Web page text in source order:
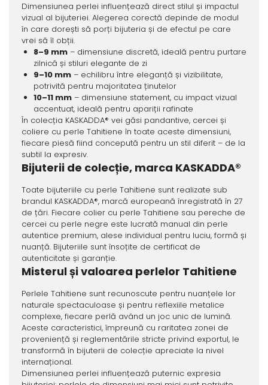
Dimensiunea perlei influențează direct stilul și impactul
vizual al bijuteriei. Alegerea corectă depinde de modul
în care dorești să porți bijuteria și de efectul pe care
vrei să îl obții.
8–9 mm– dimensiune discretă, ideală pentru purtare
zilnică și stiluri elegante de zi
9–10 mm– echilibru între eleganță și vizibilitate,
potrivită pentru majoritatea ținutelor
10–11 mm– dimensiune statement, cu impact vizual
accentuat, ideală pentru apariții rafinate
În colecția KASKADDA® vei găsi pandantive, cercei și
coliere cu perle Tahitiene în toate aceste dimensiuni,
fiecare piesă fiind concepută pentru un stil diferit – de la
subtil la expresiv.
Bijuterii de colecție, marca KASKADDA®
Toate bijuteriile cu perle Tahitiene sunt realizate sub
brandul KASKADDA®, marcă europeană înregistrată în 27
de țări. Fiecare colier cu perle Tahitiene sau pereche de
cercei cu perle negre este lucrată manual din perle
autentice premium, alese individual pentru luciu, formă și
nuanță. Bijuteriile sunt însoțite de certificat de
autenticitate și garanție.
Misterul și valoarea perlelor Tahitiene
Perlele Tahitiene sunt recunoscute pentru nuanțele lor
naturale spectaculoase și pentru reflexiile metalice
complexe, fiecare perlă având un joc unic de lumină.
Aceste caracteristici, împreună cu raritatea zonei de
proveniență și reglementările stricte privind exportul, le
transformă în bijuterii de colecție apreciate la nivel
internațional.
Dimensiunea perlei influențează puternic expresia